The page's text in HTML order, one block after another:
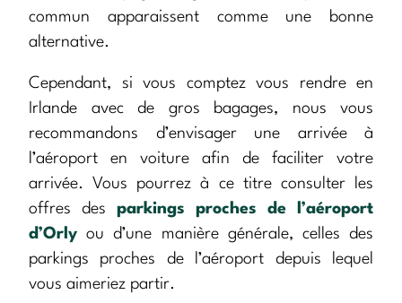
commun apparaissent comme une bonne
alternative.
Cependant, si vous comptez vous rendre en
Irlande avec de gros bagages, nous vous
recommandons d’envisager une arrivée à
l’aéroport en voiture afin de faciliter votre
arrivée. Vous pourrez à ce titre consulter les
offres des parkings proches de l’aéroport
d’Orly ou d’une manière générale, celles des
parkings proches de l’aéroport depuis lequel
vous aimeriez partir.